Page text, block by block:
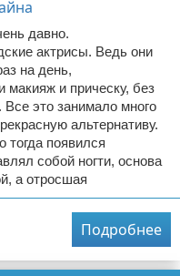
давно.
актрисы. Ведь они
на день,
макияж и прическу, без
это занимало много
альтернативу.
тогда появился
собой ногти, основа
а отросшая
Подробнее